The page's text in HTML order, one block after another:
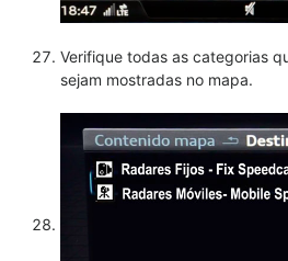
Verifique todas as categorias
sejam mostradas no mapa.